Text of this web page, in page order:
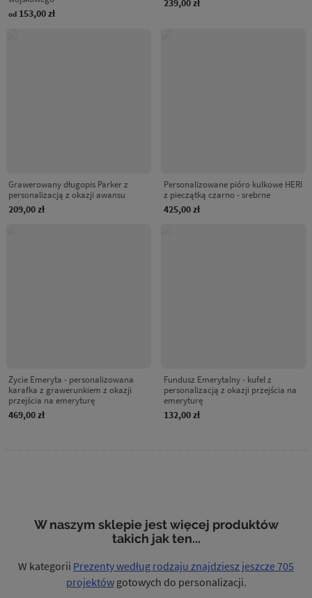
od 153,00 zł
239,00 zł
Grawerowany długopis Parker z
personalizacją z okazji awansu
209,00 zł
Personalizowane pióro kulkowe HERI
z pieczątką czarno - srebrne
425,00 zł
Życie Emeryta - personalizowana
karafka z grawerunkiem z okazji
przejścia na emeryturę
469,00 zł
Fundusz Emerytalny - kufel z
personalizacją z okazji przejścia na
emeryturę
132,00 zł
W naszym sklepie jest więcej produktów
takich jak ten...
W kategorii Prezenty według rodzaju znajdziesz jeszcze 705
projektówgotowych do personalizacji.